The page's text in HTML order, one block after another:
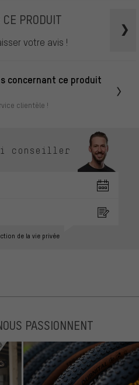
PRODUIT
votre avis !
concernant ce produit
clientèle !
conseiller
de la vie privée
PASSIONNENT